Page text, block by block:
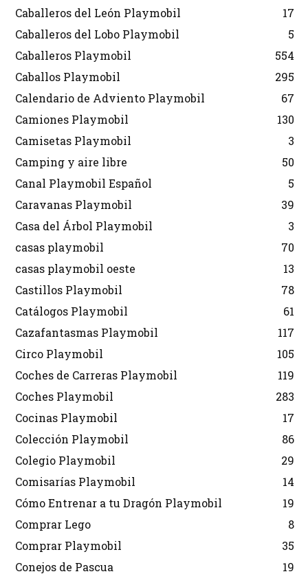
Caballeros del León Playmobil
17
Caballeros del Lobo Playmobil
5
Caballeros Playmobil
554
Caballos Playmobil
295
Calendario de Adviento Playmobil
67
Camiones Playmobil
130
Camisetas Playmobil
3
Camping y aire libre
50
Canal Playmobil Español
5
Caravanas Playmobil
39
Casa del Árbol Playmobil
3
casas playmobil
70
casas playmobil oeste
13
Castillos Playmobil
78
Catálogos Playmobil
61
Cazafantasmas Playmobil
117
Circo Playmobil
105
Coches de Carreras Playmobil
119
Coches Playmobil
283
Cocinas Playmobil
17
Colección Playmobil
86
Colegio Playmobil
29
Comisarías Playmobil
14
Cómo Entrenar a tu Dragón Playmobil
19
Comprar Lego
8
Comprar Playmobil
35
Conejos de Pascua
19